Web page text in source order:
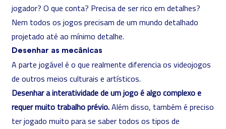
jogador? O que conta? Precisa de ser rico em detalhes?
Nem todos os jogos precisam de um mundo detalhado
projetado até ao mínimo detalhe.
Desenhar as mecânicas
A parte jogável é o que realmente diferencia os videojogos
de outros meios culturais e artísticos.
Desenhar a interatividade de um jogo é algo complexo e
requer muito trabalho prévio.Além disso, também é preciso
ter jogado muito para se saber todos os tipos de